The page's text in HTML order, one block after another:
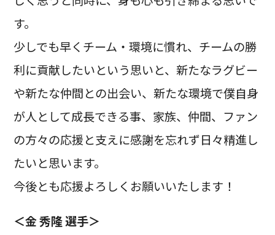
す。
少しでも早くチーム・環境に慣れ、チームの勝
利に貢献したいという思いと、新たなラグビー
や新たな仲間との出会い、新たな環境で僕自身
が人として成長できる事、家族、仲間、ファン
の方々の応援と支えに感謝を忘れず日々精進し
たいと思います。
今後とも応援よろしくお願いいたします！
＜金 秀隆 選手＞